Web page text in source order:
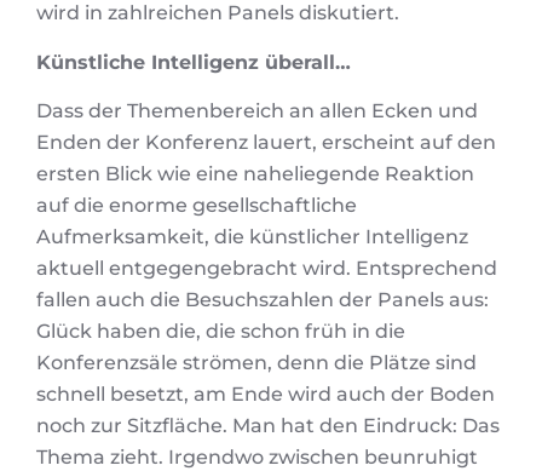
wird in zahlreichen Panels diskutiert.
Künstliche Intelligenz überall…
Dass der Themenbereich an allen Ecken und
Enden der Konferenz lauert, erscheint auf den
ersten Blick wie eine naheliegende Reaktion
auf die enorme gesellschaftliche
Aufmerksamkeit, die künstlicher Intelligenz
aktuell entgegengebracht wird. Entsprechend
fallen auch die Besuchszahlen der Panels aus:
Glück haben die, die schon früh in die
Konferenzsäle strömen, denn die Plätze sind
schnell besetzt, am Ende wird auch der Boden
noch zur Sitzfläche. Man hat den Eindruck: Das
Thema zieht. Irgendwo zwischen beunruhigt